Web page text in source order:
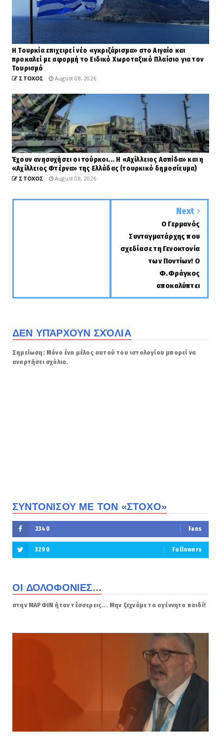
Η Τουρκία επιχειρεί νέο «γκριζάρισμα» στο Αιγαίο και
προκαλεί με αφορμή το Ειδικό Χωροταξικό Πλαίσιο για τον
Τουρισμό
ΣΤΟΧΟΣ August 08, 2026
Έχουν ανησυχήσει οι τούρκοι... Η «Αχίλλειος Ασπίδα» και η
«Αχίλλειος Φτέρνα» της Ελλάδας (τουρκικό δημοσίευμα)
ΣΤΟΧΟΣ August 08, 2026
Next
Ο Γερμανός
Συνταγματάρχης που
σχεδίασε τη Γενοκτονία
των Ποντίων! Ο
Φ.Φράγκος
αποκαλύπτει
ΔΕΝ ΥΠΆΡΧΟΥΝ ΣΧΌΛΙΑ
Σημείωση: Μόνο ένα μέλος αυτού του ιστολογίου μπορεί να
αναρτήσει σχόλιο.
ΣΥΝΤΟΝΙΣΟΥ ΜΕ ΤΟΝ «ΣΤΟΧΟ»
2340 Fans
3290 Followers
ΟΙ ΔΟΛΟΦΟΝΙΕΣ...
στην ΜΑΡΦΙΝ ήταν τέσσερεις... Μην ξεχνάμε το αγέννητο παιδί!